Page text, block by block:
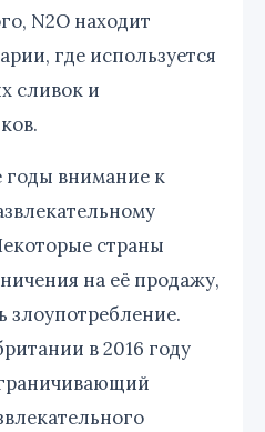
N2O находит
где используется
сливок и
годы внимание к
страны
на её продажу,
злоупотребление.
в 2016 году